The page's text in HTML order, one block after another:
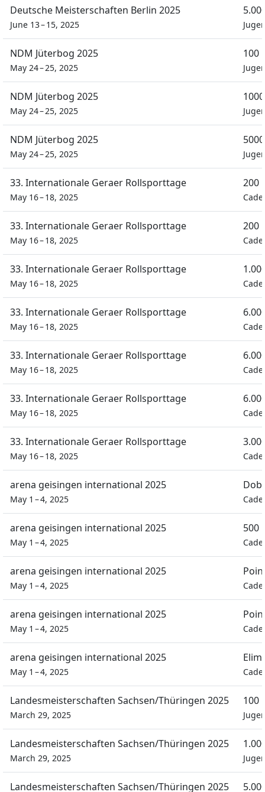
Deutsche Meisterschaften Berlin 2025
June 13 – 15, 2025
NDM Jüterbog 2025
May 24 – 25, 2025
100
NDM Jüterbog 2025
May 24 – 25, 2025
NDM Jüterbog 2025
May 24 – 25, 2025
33. Internationale Geraer Rollsporttage
May 16 – 18, 2025
200
33. Internationale Geraer Rollsporttage
May 16 – 18, 2025
200
33. Internationale Geraer Rollsporttage
May 16 – 18, 2025
33. Internationale Geraer Rollsporttage
May 16 – 18, 2025
33. Internationale Geraer Rollsporttage
May 16 – 18, 2025
33. Internationale Geraer Rollsporttage
May 16 – 18, 2025
33. Internationale Geraer Rollsporttage
May 16 – 18, 2025
arena geisingen international 2025
May 1 – 4, 2025
arena geisingen international 2025
May 1 – 4, 2025
500
arena geisingen international 2025
May 1 – 4, 2025
arena geisingen international 2025
May 1 – 4, 2025
arena geisingen international 2025
May 1 – 4, 2025
Landesmeisterschaften Sachsen/Thüringen 2025
March 29, 2025
100
Landesmeisterschaften Sachsen/Thüringen 2025
March 29, 2025
Landesmeisterschaften Sachsen/Thüringen 2025